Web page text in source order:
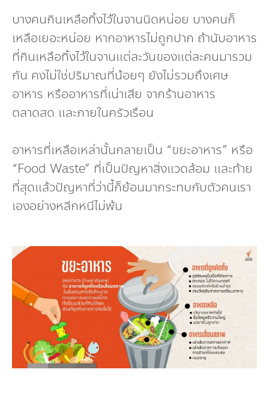
บางคนกินเหลือทิ้งไว้ในจานนิดหน่อย บางคนก็
เหลือเยอะหน่อย หากอาหารไม่ถูกปาก ถ้านับอาหาร
ที่กินเหลือทิ้งไว้ในจานแต่ละวันของแต่ละคนมารวม
กัน คงไม่ใช่ปริมาณที่น้อยๆ ยังไม่รวมถึงเศษ
อาหาร หรืออาหารที่เน่าเสีย จากร้านอาหาร
ตลาดสด และภายในครัวเรือน
อาหารที่เหลือเหล่านั้นกลายเป็น “ขยะอาหาร” หรือ
“Food Waste” ที่เป็นปัญหาสิ่งแวดล้อม และท้าย
ที่สุดแล้วปัญหาที่ว่านี้ก็ย้อนมากระทบกับตัวคนเรา
เองอย่างหลีกหนีไม่พ้น